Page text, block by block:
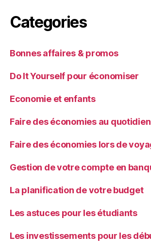
Categories
Bonnes affaires & promos
Do It Yourself pour économiser
Economie et enfants
Faire des économies au quotidien
Faire des économies lors de
Gestion de votre compte en
La planification de votre budget
Les astuces pour les étudiants
Les investissements pour les